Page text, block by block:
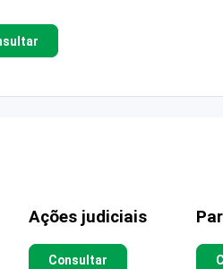
Ações judiciais
Consultar